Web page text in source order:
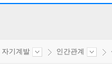
자기계발 인간관계